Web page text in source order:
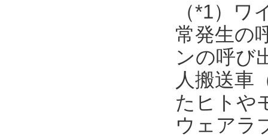
（*1）
常発生の
ンの呼び
人搬送車
たヒトや
ウェアラ